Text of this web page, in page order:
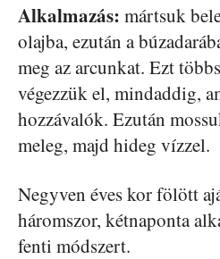
Alkalmazás: mártsuk
olajba, ezután a
meg az arcunkat. Ezt
végezzük el, mindaddig,
hozzávalók. Ezután
meleg, majd hideg vízzel.
Negyven éves kor fölött
háromszor, kétnaponta
fenti módszert.